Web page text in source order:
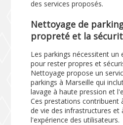
des services proposés.
Nettoyage de
propreté et la
Les parkings nécessitent un
pour rester propres et
Nettoyage propose un
parkings à Marseille qui
lavage à haute pression et
Ces prestations contribuent
de vie des infrastructures et
l'expérience des utilisateurs.